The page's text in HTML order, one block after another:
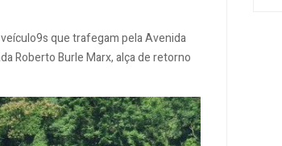
que trafegam pela Avenida
Roberto Burle Marx, alça de retorno